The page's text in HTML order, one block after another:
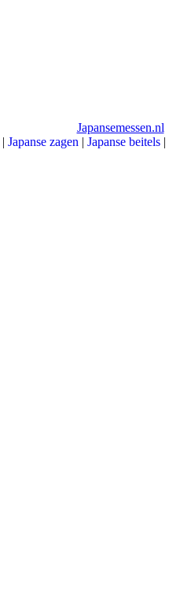
| Japanse zagen | Japanse beitels |